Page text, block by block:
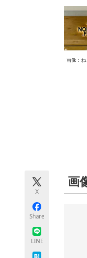
画像：
X
Share
LINE
画